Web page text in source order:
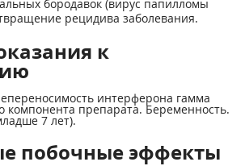
бородавок (вирус папилломы
рецидива заболевания.
к
интерферона гамма
компонента препарата. Беременность.
7 лет).
побочные эффекты